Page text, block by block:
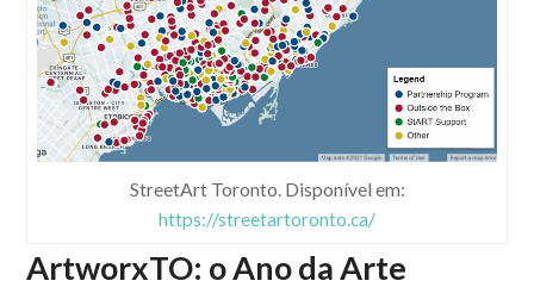
StreetArt Toronto. Disponível em:
https://streetartoronto.ca/
ArtworxTO: o Ano da Arte